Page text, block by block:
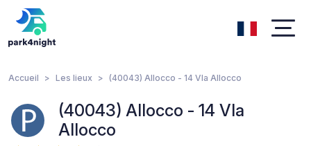
Accueil Les lieux (40043) Allocco - 14 VIa Allocco
(40043) Allocco - 14 VIa
Allocco